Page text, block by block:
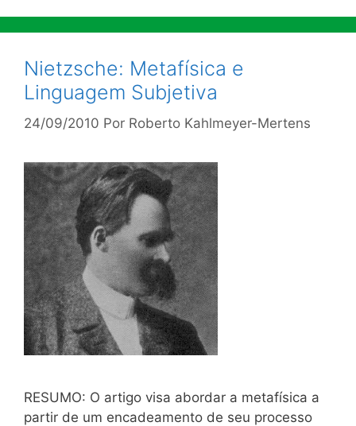
Nietzsche: Metafísica e
Linguagem Subjetiva
24/09/2010 Por Roberto Kahlmeyer-Mertens
RESUMO: O artigo visa abordar a metafísica a
partir de um encadeamento de seu processo